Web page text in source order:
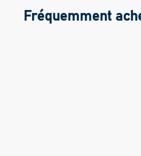
Fréquemment